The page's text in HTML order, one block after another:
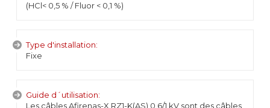
(HCl< 0,5 % / Fluor < 0,1 %)
Type d'installation:
Fixe
Guide d´utilisation:
Les câbles Afirenas-X RZ1-K(AS) 0,6/1 kV sont des câbles